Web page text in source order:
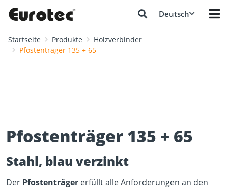
Deutsch
Startseite Produkte
Holzverbinder
Pfostenträger 135 + 65
Pfostenträger 135 + 65
Stahl, blau verzinkt
Der Pfostenträger erfüllt alle Anforderungen an den